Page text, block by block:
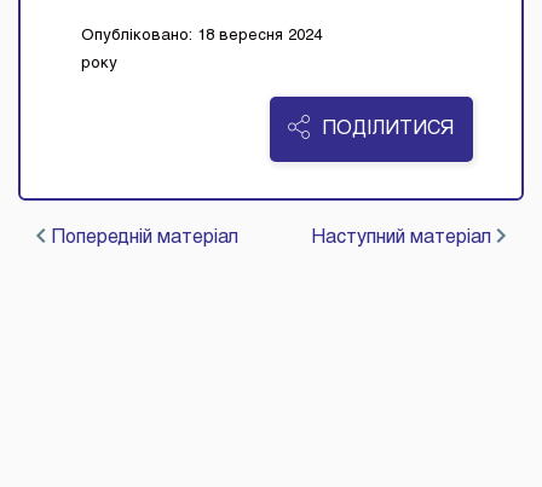
Опубліковано: 18 вересня 2024
року
ПОДІЛИТИСЯ
Попередній матеріал Наступний матеріал